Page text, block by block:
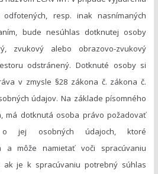
odfotených, resp. inak nasnímaných
bude nesúhlas dotknutej osoby
zvukový alebo obrazovo-zvukový
odstránený. Dotknuté osoby si
v zmysle §28 zákona č. zákona č.
údajov. Na základe písomného
má dotknutá osoba právo požadovať
o jej osobných údajoch, ktoré
a môže namietať voči spracúvaniu
ak je k spracúvaniu potrebný súhlas